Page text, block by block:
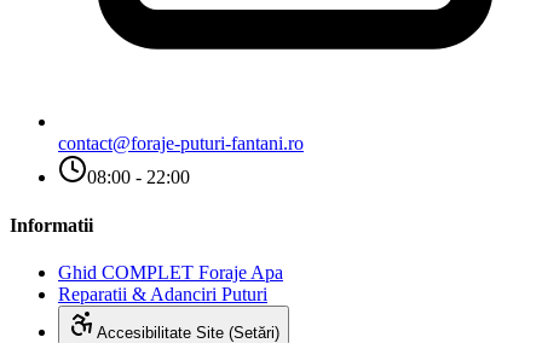
contact@foraje-puturi-fantani.ro
08:00 - 22:00
Informatii
Ghid COMPLET Foraje Apa
Reparatii & Adanciri Puturi
Accesibilitate Site (Setări)